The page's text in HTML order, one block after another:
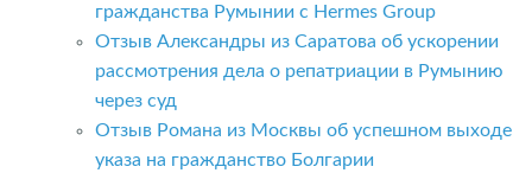
гражданства Румынии с Hermes Group
Отзыв Александры из Саратова об ускорении
рассмотрения дела о репатриации в Румынию
через суд
Отзыв Романа из Москвы об успешном выходе
указа на гражданство Болгарии